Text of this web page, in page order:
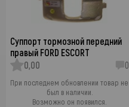
Суппорт тормозной передний
правый FORD ESCORT
0,00
0
При последнем обновлении товар не
был в наличии.
Возможно он появился.